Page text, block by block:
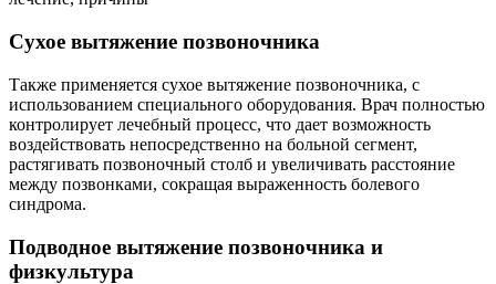
Сухое вытяжение позвоночника
Также применяется сухое вытяжение позвоночника, с
использованием специального оборудования. Врач полностью
контролирует лечебный процесс, что дает возможность
воздействовать непосредственно на больной сегмент,
растягивать позвоночный столб и увеличивать расстояние
между позвонками, сокращая выраженность болевого
синдрома.
Подводное вытяжение позвоночника и
физкультура